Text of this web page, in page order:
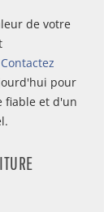
de votre
Contactez
pour
fiable et d'un